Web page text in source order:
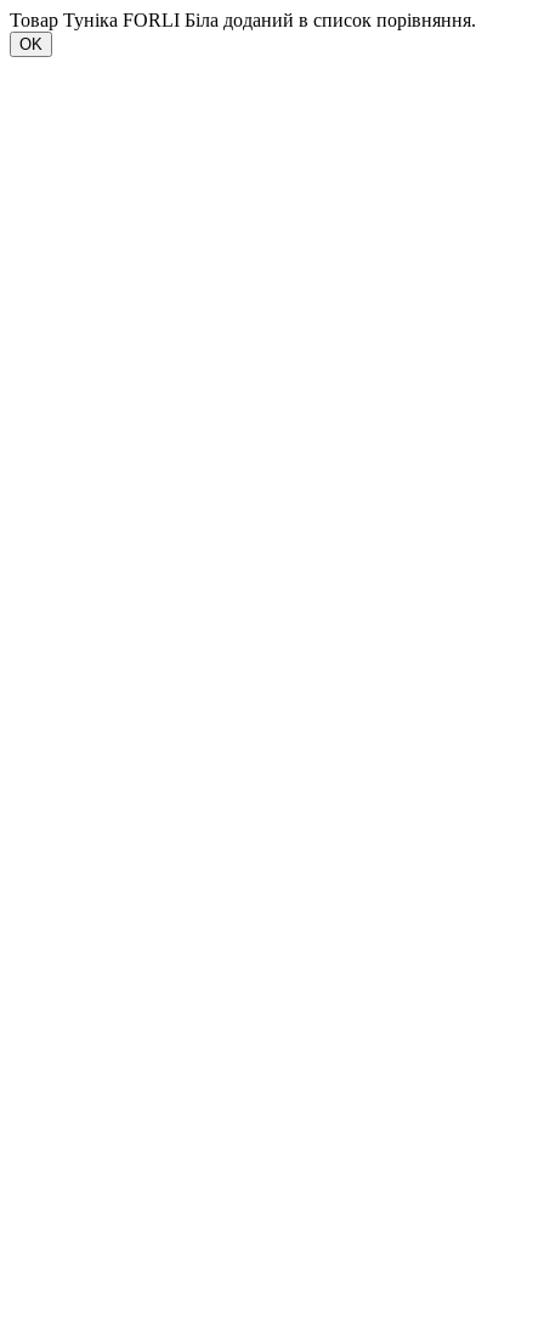
Товар Туніка FORLI Біла доданий в список порівняння.
OK